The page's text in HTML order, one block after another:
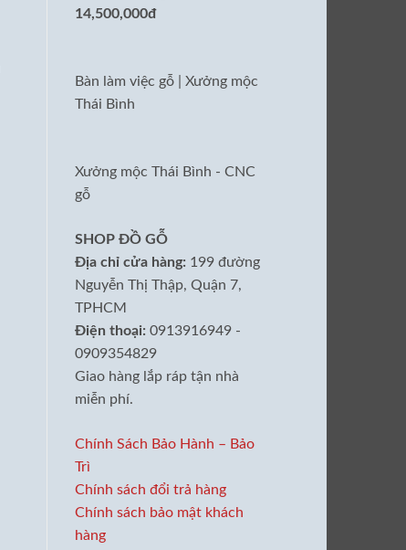
14,500,000đ
Bàn làm việc gỗ | Xưởng mộc
Thái Bình
Xưởng mộc Thái Bình - CNC
gỗ
SHOP ĐỒ GỖ
Địa chỉ cửa hàng: 199 đường
Nguyễn Thị Thập, Quận 7,
TPHCM
Điện thoại: 0913916949 -
0909354829
Giao hàng lắp ráp tận nhà
miễn phí.
Chính Sách Bảo Hành – Bảo
Trì
Chính sách đổi trả hàng
Chính sách bảo mật khách
hàng